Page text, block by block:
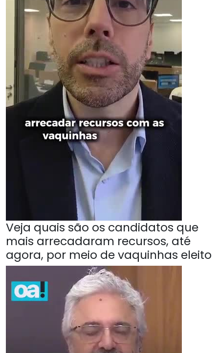
Veja quais são os candidatos que
mais arrecadaram recursos, até
agora, por meio de vaquinhas eleito